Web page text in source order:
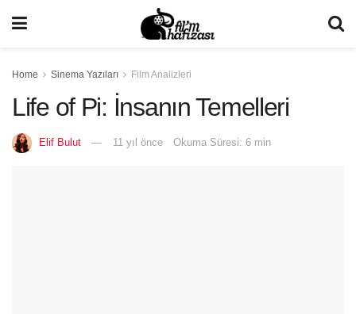
Home Sinema Yazıları Film Analizleri
Life of Pi: İnsanın Temelleri
Elif Bulut 11 yıl önce Okuma Süresi: 6 min